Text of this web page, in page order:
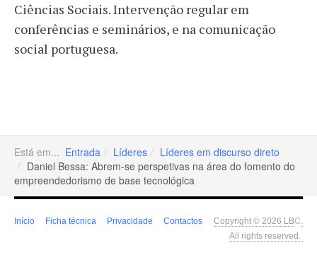
Ciências Sociais. Intervenção regular em
conferências e seminários, e na comunicação
social portuguesa.
Está em... Entrada Líderes
Líderes em discurso direto
Daniel Bessa: Abrem-se perspetivas na área do fomento do
empreendedorismo de base tecnológica
Início Ficha técnica Privacidade Contactos Copyright © 2026 LBC.
All rights reserved.